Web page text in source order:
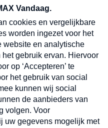
dinsdagochtend in
Verzend